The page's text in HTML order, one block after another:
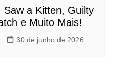
Saw a Kitten, Guilty
e Muito Mais!
30 de junho de 2026